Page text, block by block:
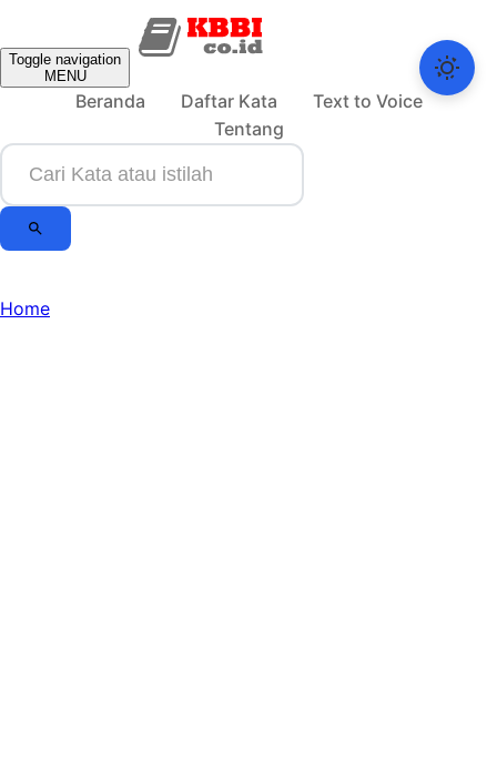
Toggle navigation
MENU
Beranda Daftar Kata
Text to Voice
Tentang
Home